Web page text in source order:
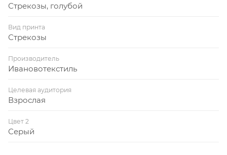
Стрекозы, голубой
Вид принта
Стрекозы
Производитель
Ивановотекстиль
Целевая аудитория
Взрослая
Цвет 2
Серый